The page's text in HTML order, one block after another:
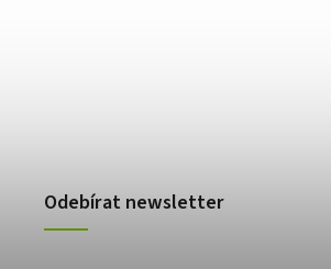
Odebírat newsletter